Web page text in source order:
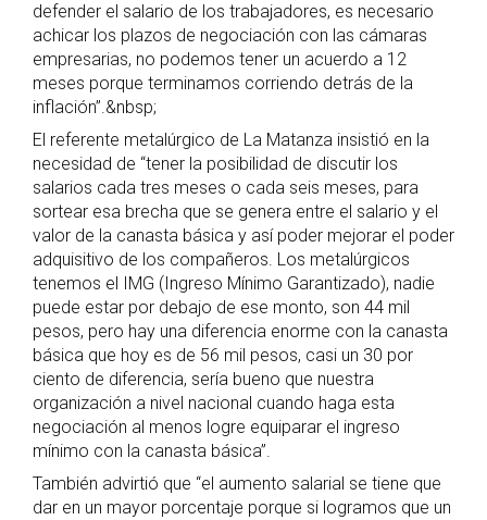
defender el salario de los trabajadores, es necesario
achicar los plazos de negociación con las cámaras
empresarias, no podemos tener un acuerdo a 12
meses porque terminamos corriendo detrás de la
inflación”.&nbsp;
El referente metalúrgico de La Matanza insistió en la
necesidad de “tener la posibilidad de discutir los
salarios cada tres meses o cada seis meses, para
sortear esa brecha que se genera entre el salario y el
valor de la canasta básica y así poder mejorar el poder
adquisitivo de los compañeros. Los metalúrgicos
tenemos el IMG (Ingreso Mínimo Garantizado), nadie
puede estar por debajo de ese monto, son 44 mil
pesos, pero hay una diferencia enorme con la canasta
básica que hoy es de 56 mil pesos, casi un 30 por
ciento de diferencia, sería bueno que nuestra
organización a nivel nacional cuando haga esta
negociación al menos logre equiparar el ingreso
mínimo con la canasta básica”.
También advirtió que “el aumento salarial se tiene que
dar en un mayor porcentaje porque si logramos que un